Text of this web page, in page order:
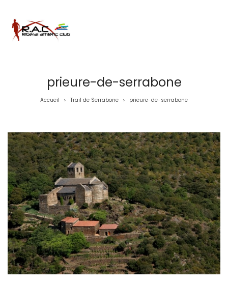
prieure-de-serrabone
Accueil > Trail de Serrabone > prieure-de-serrabone